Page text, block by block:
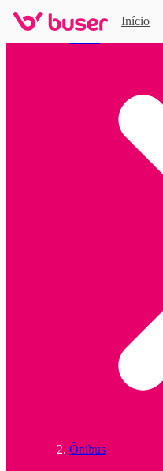
Início
Ônibus